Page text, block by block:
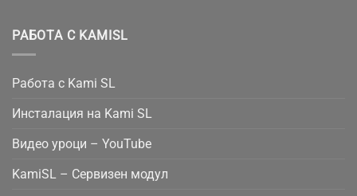
РАБОТА С KAMISL
Работа с Kami SL
Инсталация на Kami SL
Видео уроци – YouTube
KamiSL – Сервизен модул